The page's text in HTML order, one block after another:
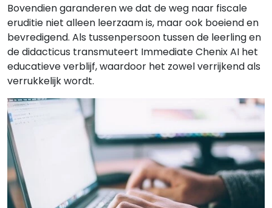
Bovendien garanderen we dat de weg naar fiscale
eruditie niet alleen leerzaam is, maar ook boeiend en
bevredigend. Als tussenpersoon tussen de leerling en
de didacticus transmuteert Immediate Chenix AI het
educatieve verblijf, waardoor het zowel verrijkend als
verrukkelijk wordt.